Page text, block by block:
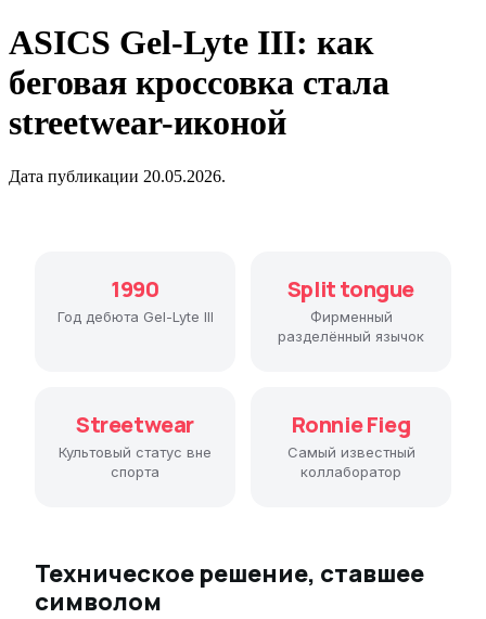
ASICS Gel-Lyte III: как
беговая кроссовка стала
streetwear-иконой
Дата публикации 20.05.2026.
1990
Год дебюта Gel-Lyte III
Split tongue
Фирменный
разделённый язычок
Streetwear
Культовый статус вне
спорта
Ronnie Fieg
Самый известный
коллаборатор
Техническое решение, ставшее
символом